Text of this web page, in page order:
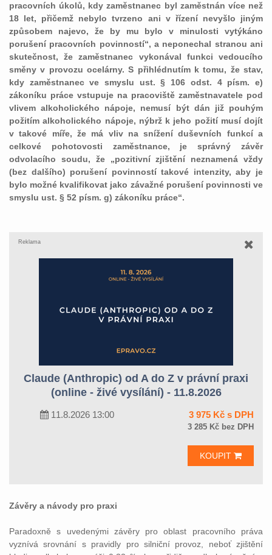
pracovních úkolů, kdy zaměstnanec byl zaměstnán více než
18 let, přičemž nebylo tvrzeno ani v řízení nevyšlo jiným
způsobem najevo, že by mu bylo v minulosti vytýkáno
porušení pracovních povinností“, a neponechal stranou ani
skutečnost, že zaměstnanec vykonával funkci vedoucího
směny v provozu ocelárny. S přihlédnutím k tomu, že stav,
kdy zaměstnanec ve smyslu ust. § 106 odst. 4 písm. e)
zákoníku práce vstupuje na pracoviště zaměstnavatele pod
vlivem alkoholického nápoje, nemusí být dán již pouhým
požitím alkoholického nápoje, nýbrž k jeho požití musí dojít
v takové míře, že má vliv na snížení duševních funkcí a
celkové pohotovosti zaměstnance, je správný závěr
odvolacího soudu, že „pozitivní zjištění neznamená vždy
(bez dalšího) porušení povinností takové intenzity, aby je
bylo možné kvalifikovat jako závažné porušení povinnosti ve
smyslu ust. § 52 písm. g) zákoníku práce“.
Reklama
Claude (Anthropic) od A do Z v právní praxi
(online - živé vysílání) - 11.8.2026
11.8.2026 13:00 3 975 Kč s DPH
3 285 Kč bez DPH
KOUPIT
Závěry a návody pro praxi
Paradoxně s uvedenými závěry pro oblast pracovního práva
vyznívá srovnání s pravidly pro silniční provoz, neboť zjištění